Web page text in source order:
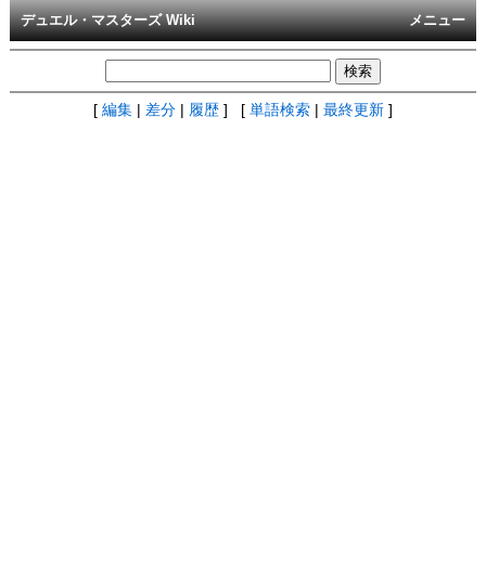
メニュー
デュエル・マスターズ Wiki
[ 編集 差分 履歴 ] [ 単語検索 最終更新 ]